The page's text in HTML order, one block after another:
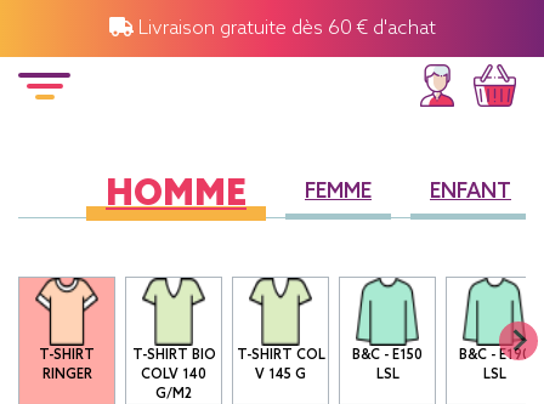
Livraison gratuite dès 60 € d'achat
HOMME FEMME ENFANT
T-SHIRT
RINGER
T-SHIRT BIO
COLV 140
G/M2
T-SHIRT COL
V 145 G
B&C - E150
LSL
B&C - E190
LSL